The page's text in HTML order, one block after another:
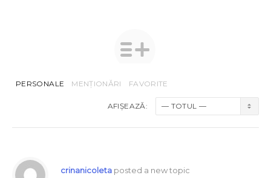
PERSONALE MENȚIONĂRI FAVORITE
AFIȘEAZĂ:
crinanicoleta posted a new topic